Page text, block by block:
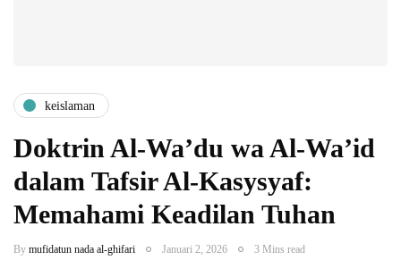
keislaman
Doktrin Al-Wa’du wa Al-Wa’id
dalam Tafsir Al-Kasysyaf:
Memahami Keadilan Tuhan
By mufidatun nada al-ghifari Januari 2, 2026 3 Mins read